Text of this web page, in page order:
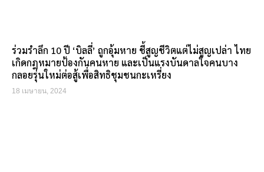
ร่วมรำลึก 10 ปี ‘บิลลี่’ ถูกอุ้มหาย ชี้สูญชีวิตแต่ไม่สูญเปล่า ไทย
เกิดกฎหมายป้องกันคนหาย และเป็นแรงบันดาลใจคนบาง
กลอยรุ่นใหม่ต่อสู้เพื่อสิทธิชุมชนกะเหรี่ยง
18 เมษายน, 2024